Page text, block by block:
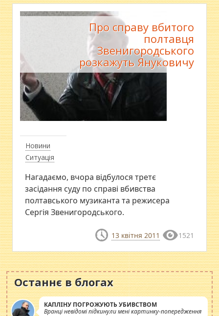
Новини
Ситуація
Про справу вбитого
полтавця
Звенигородського
розкажуть Януковичу
Нагадаємо, вчора відбулося третє
засідання суду по справі вбивства
полтавського музиканта та режисера
Сергія Звенигородського.
13 квітня 2011 1521
Останнє в блогах
КАПЛІНУ ПОГРОЖУЮТЬ УБИВСТВОМ
Вранці невідомі підкинули мені картинку-попередження